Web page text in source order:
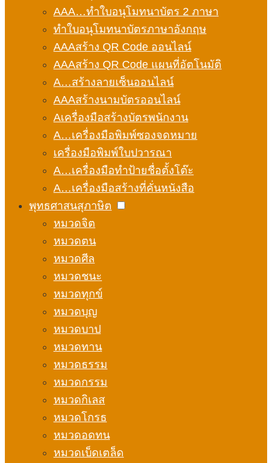
AAA…ทำใบอนุโมทนาบัตร 2 ภาษา
ทำใบอนุโมทนาบัตรภาษาอังกฤษ
AAAสร้าง QR Code ออนไลน์
AAAสร้าง QR Code แผนที่อัตโนมัติ
A…สร้างลายเซ็นออนไลน์
AAAสร้างนามบัตรออนไลน์
Aเครื่องมือสร้างบัตรพนักงาน
A…เครื่องมือพิมพ์ซองจดหมาย
เครื่องมือพิมพ์ใบปวารณา
A…เครื่องมือทำป้ายชื่อตั้งโต๊ะ
A…เครื่องมือสร้างที่คั่นหนังสือ
พุทธศาสนสุภาษิต
หมวดจิต
หมวดตน
หมวดศีล
หมวดชนะ
หมวดทุกข์
หมวดบุญ
หมวดบาป
หมวดทาน
หมวดธรรม
หมวดกรรม
หมวดกิเลส
หมวดโกรธ
หมวดอดทน
หมวดเบ็ดเตล็ด